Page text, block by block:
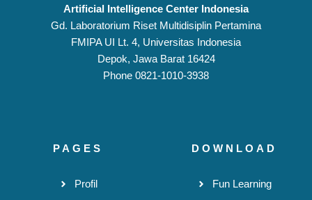
Artificial Intelligence Center Indonesia
Gd. Laboratorium Riset Multidisiplin Pertamina
FMIPA UI Lt. 4, Universitas Indonesia
Depok, Jawa Barat 16424
Phone 0821-1010-3938
PAGES
Profil
DOWNLOAD
Fun Learning